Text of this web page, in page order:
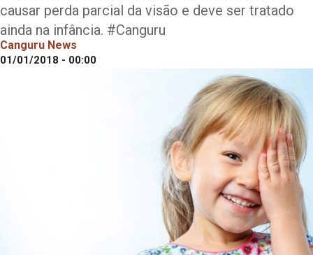
causar perda parcial da visão e deve ser tratado
ainda na infância. #Canguru
Canguru News
01/01/2018 - 00:00